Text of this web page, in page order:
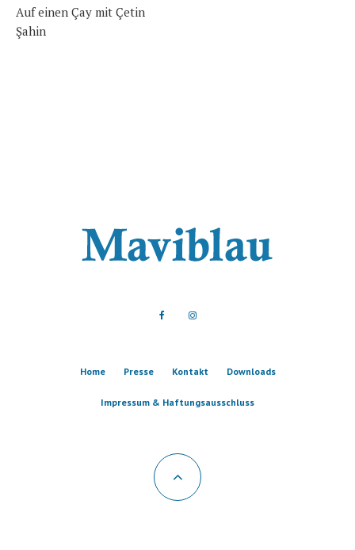
Auf einen Çay mit Çetin
Şahin
Home Presse Kontakt Downloads
Impressum & Haftungsausschluss